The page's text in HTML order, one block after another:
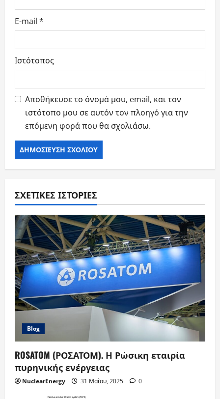
E-mail *
Ιστότοπος
Αποθήκευσε το όνομά μου, email, και τον
ιστότοπο μου σε αυτόν τον πλοηγό για την
επόμενη φορά που θα σχολιάσω.
ΣΧΕΤΙΚΈΣ ΙΣΤΟΡΊΕΣ
Blog
ROSATOM (ΡΟΣΑΤΟΜ). Η Ρώσικη εταιρία
πυρηνικής ενέργειας
NuclearEnergy 31 Μαΐου, 2025 0